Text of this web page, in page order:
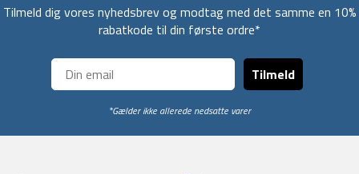
Tilmeld dig vores nyhedsbrev og modtag med det samme en 10%
rabatkode til din første ordre*
Tilmeld
*Gælder ikke allerede nedsatte varer